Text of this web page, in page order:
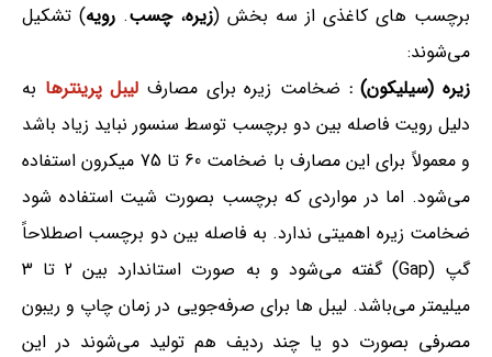
برچسب های کاغذی از سه بخش (زیره،چسب. رویه) تشکیل
می‌شوند:
زیره (سیلیکون) : ضخامت زیره برای مصارف لیبل پرینترها به
دلیل رویت فاصله بین دو برچسب توسط سنسور نباید زیاد باشد
و معمولاً برای این مصارف با ضخامت 60 تا 75 میکرون استفاده
می‌شود. اما در مواردی که برچسب بصورت شیت استفاده شود
ضخامت زیره اهمیتی ندارد. به فاصله بین دو برچسب اصطلاحاً
گپ (Gap) گفته می‌شود و به صورت استاندارد بین 2 تا 3
میلیمتر می‌باشد. لیبل ها برای صرفه‌جویی در زمان چاپ و ریبون
مصرفی بصورت دو یا چند ردیف هم تولید می‌شوند در این